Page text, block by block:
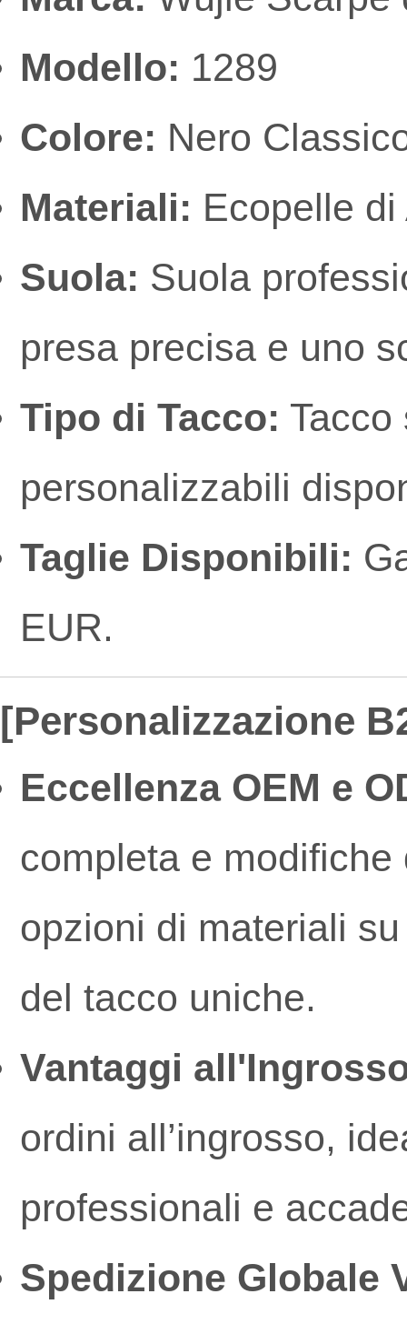
Modello: 1289
Colore: Nero
Materiali: Ecopelle
Suola: Suola
presa precisa e uno
Tipo di Tacco:
personalizzabili
Taglie Disponibili:
EUR.
[Personalizzazione
Eccellenza OEM e
completa e
opzioni di materiali
del tacco uniche.
Vantaggi
ordini all’ingrosso,
professionali e
Spedizione Globale